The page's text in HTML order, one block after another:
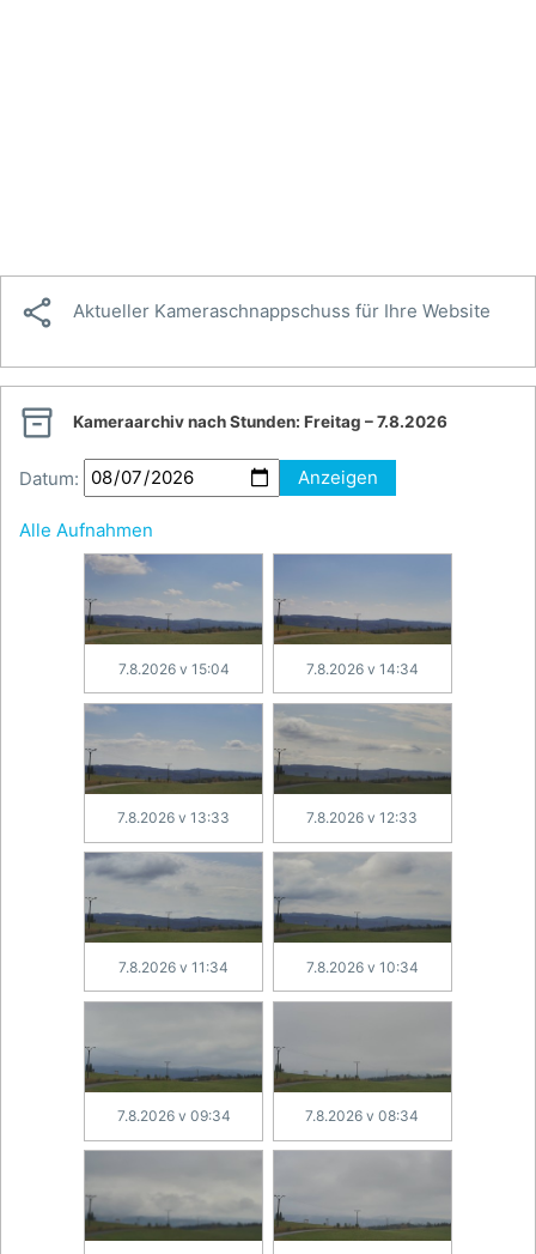
 Aktueller Kameraschnappschuss für Ihre Website
 Kameraarchiv nach Stunden: Freitag – 7.8.2026
Datum: Anzeigen
Alle Aufnahmen
7.8.2026 v 15:04 7.8.2026 v 14:34
7.8.2026 v 13:33 7.8.2026 v 12:33
7.8.2026 v 11:34 7.8.2026 v 10:34
7.8.2026 v 09:34 7.8.2026 v 08:34